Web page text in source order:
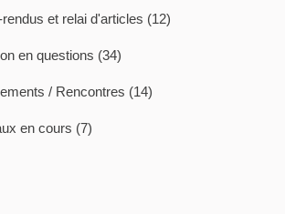
et relai d'articles (12)
en questions (34)
/ Rencontres (14)
en cours (7)